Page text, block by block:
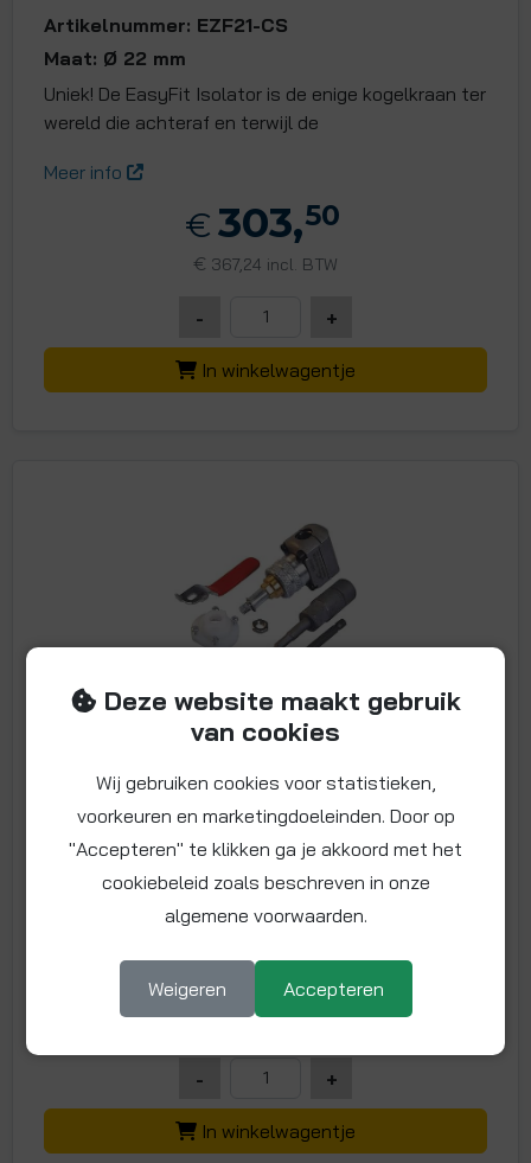
Artikelnummer: EZF21-CS
Maat: Ø 22 mm
Uniek! De EasyFit Isolator is de enige kogelkraan ter
wereld die achteraf en terwijl de
Meer info
€ 303,50
€ 367,24 incl. BTW
- +
In winkelwagentje
22 mm kogelkraan (koper) + toolkit
Artikelnummer: EFZ06
Maat: Ø 22 mm
Uniek! De EasyFit Isolator is de enige kogelkraan ter
wereld die achteraf en terwijl de
€205, 85
- +
In winkelwagentje
Deze website maakt gebruik
van cookies
Wij gebruiken cookies voor statistieken,
voorkeuren en marketingdoeleinden. Door op
"Accepteren" te klikken ga je akkoord met het
cookiebeleid zoals beschreven in onze
algemene voorwaarden.
Weigeren Accepteren